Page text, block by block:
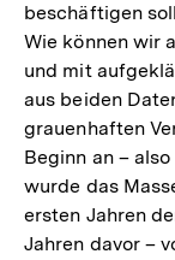
beschäftigen
Wie können wir
und mit
aus beiden
grauenhaften
Beginn an –
wurde das
ersten Jahren
Jahren davor –